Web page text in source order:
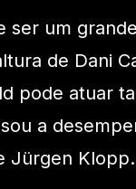
ser um
de Dani
pode atuar
a
Jürgen Klopp.